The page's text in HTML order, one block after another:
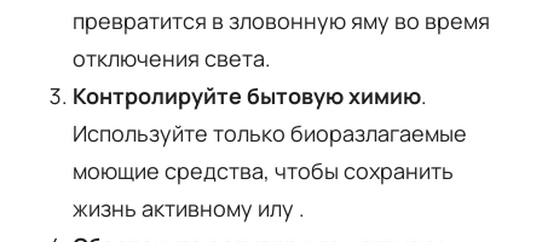
превратится в зловонную яму во время
отключения света.
Контролируйте бытовую химию.
Используйте только биоразлагаемые
моющие средства, чтобы сохранить
жизнь активному илу .